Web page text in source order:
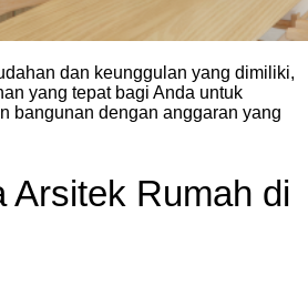
dan keunggulan yang dimiliki,
yang tepat bagi Anda untuk
bangunan dengan anggaran yang
Arsitek Rumah di